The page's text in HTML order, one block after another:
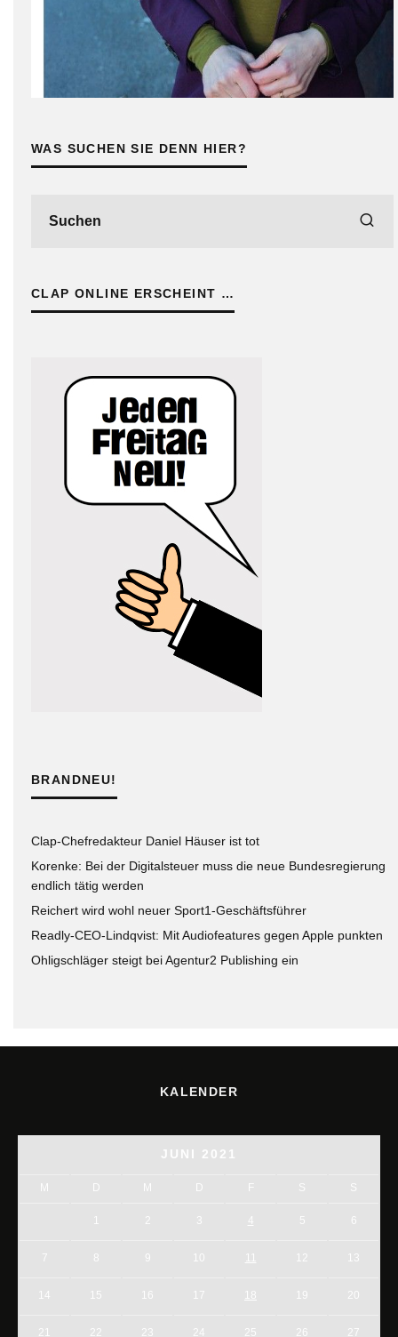
WAS SUCHEN SIE DENN HIER?
CLAP ONLINE ERSCHEINT …
BRANDNEU!
Clap-Chefredakteur Daniel Häuser ist tot
Korenke: Bei der Digitalsteuer muss die neue Bundesregierung
endlich tätig werden
Reichert wird wohl neuer Sport1-Geschäftsführer
Readly-CEO-Lindqvist: Mit Audiofeatures gegen Apple punkten
Ohligschläger steigt bei Agentur2 Publishing ein
KALENDER
JUNI 2021
M D M D F S S
1 2 3 5 6
7 8 9 10 11 12 13
14 15 16 17 18 19 20
21 22 23 24 25 26 27